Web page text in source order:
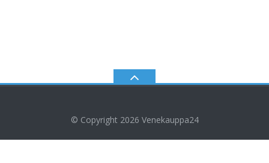
© Copyright 2026 Venekauppa24